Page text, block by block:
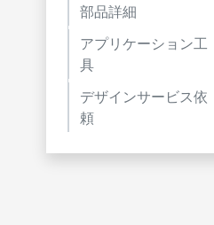
部品詳細
アプリケーション工
具
デザインサービス依
頼